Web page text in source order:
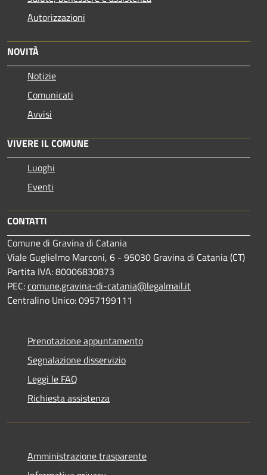
Autorizzazioni
NOVITÀ
Notizie
Comunicati
Avvisi
VIVERE IL COMUNE
Luoghi
Eventi
CONTATTI
Comune di Gravina di Catania
Viale Guglielmo Marconi, 6 - 95030 Gravina di Catania (CT)
Partita IVA: 80006830873
PEC:comune.gravina-di-catania@legalmail.it
Centralino Unico: 0957199111
Prenotazione appuntamento
Segnalazione disservizio
Leggi le FAQ
Richiesta assistenza
Amministrazione trasparente